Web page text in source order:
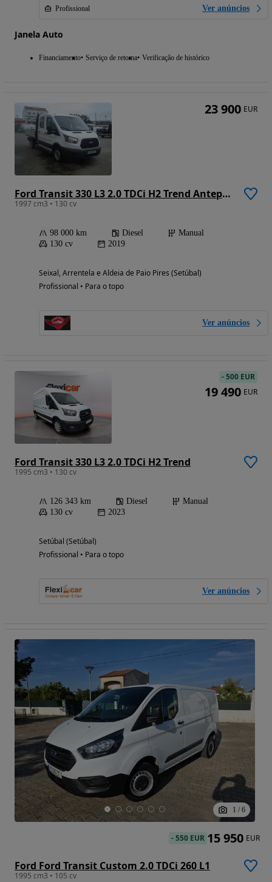
Profissional Ver anúncios
Janela Auto
Financiamento Serviço de retoma Verificação de histórico
Ford Transit 330 L3 2.0 TDCi H2 Trend Antepara
1997 cm3 • 130 cv
98 000 km Diesel
Manual
130 cv
2019
Seixal, Arrentela e Aldeia de Paio Pires (Setúbal)
Profissional • Para o topo
Ver anúncios
23 900 EUR
Ford Transit 330 L3 2.0 TDCi H2 Trend
1995 cm3 • 130 cv
126 343 km Diesel
Manual
130 cv
2023
Setúbal (Setúbal)
Profissional • Para o topo
Ver anúncios
-500 EUR
19 490 EUR
1 / 6
Ford Ford Transit Custom 2.0 TDCi 260 L1
1995 cm3 • 105 cv
-550 EUR 15 950 EUR